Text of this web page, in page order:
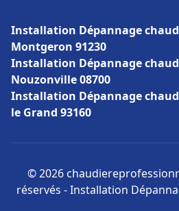
Installation Dépannage
Montgeron 91230
Installation Dépannage
Nouzonville 08700
Installation Dépannage
le Grand 93160
© 2026
réservés - Installation